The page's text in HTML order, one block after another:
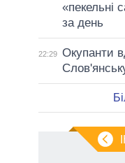
«пекельні
за день
22:29 Окупанти